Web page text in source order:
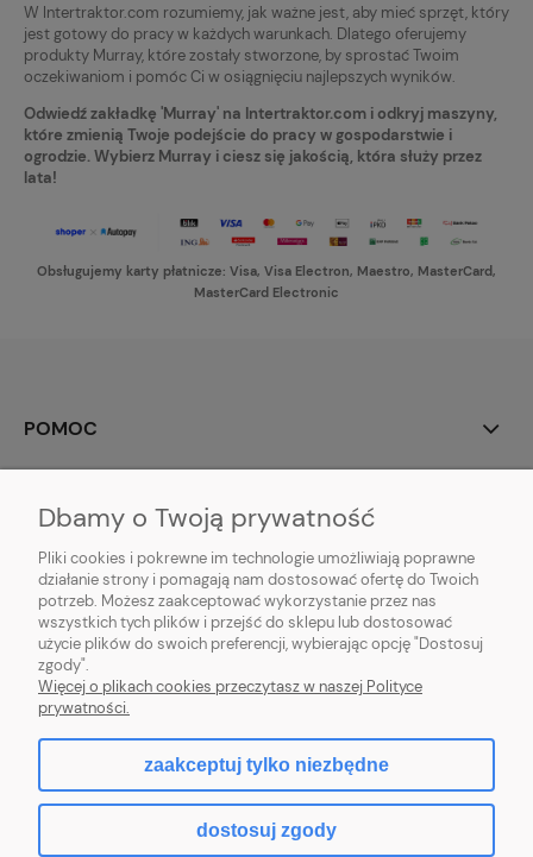
W Intertraktor.com rozumiemy, jak ważne jest, aby mieć sprzęt, który
jest gotowy do pracy w każdych warunkach. Dlatego oferujemy
produkty Murray, które zostały stworzone, by sprostać Twoim
oczekiwaniom i pomóc Ci w osiągnięciu najlepszych wyników.
Odwiedź zakładkę 'Murray' na Intertraktor.com i odkryj maszyny,
które zmienią Twoje podejście do pracy w gospodarstwie i
ogrodzie. Wybierz Murray i ciesz się jakością, która służy przez
lata!
Obsługujemy karty płatnicze: Visa, Visa Electron, Maestro, MasterCard,
MasterCard Electronic
POMOC
PŁATNOŚCI I DOSTAWA
INFORMACJE
O NAS
Dbamy o Twoją prywatność
Pliki cookies i pokrewne im technologie umożliwiają poprawne
działanie strony i pomagają nam dostosować ofertę do Twoich
potrzeb. Możesz zaakceptować wykorzystanie przez nas
wszystkich tych plików i przejść do sklepu lub dostosować
użycie plików do swoich preferencji, wybierając opcję "Dostosuj
zgody".
Więcej o plikach cookies przeczytasz w naszej Polityce
prywatności.
zaakceptuj tylko niezbędne
dostosuj zgody